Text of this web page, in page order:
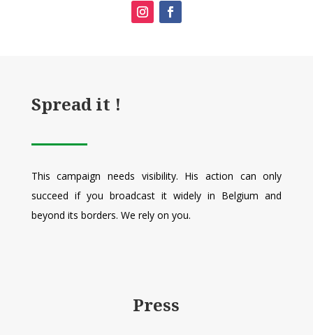
Spread it !
This campaign needs visibility. His action can only
succeed if you broadcast it widely in Belgium and
beyond its borders. We rely on you.
Press